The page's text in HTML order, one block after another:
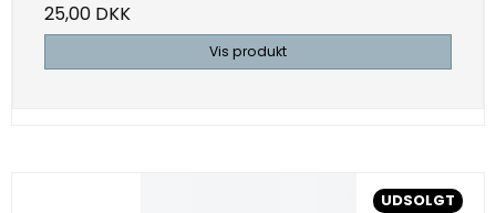
25,00 DKK
Vis produkt
UDSOLGT